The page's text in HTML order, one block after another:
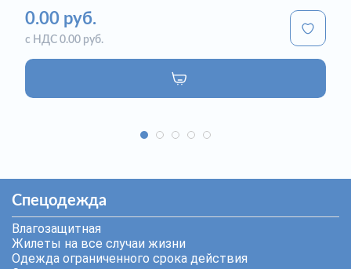
0.00 руб.
с НДС 0.00 руб.
Спецодежда
Влагозащитная
Жилеты на все случаи жизни
Одежда ограниченного срока действия